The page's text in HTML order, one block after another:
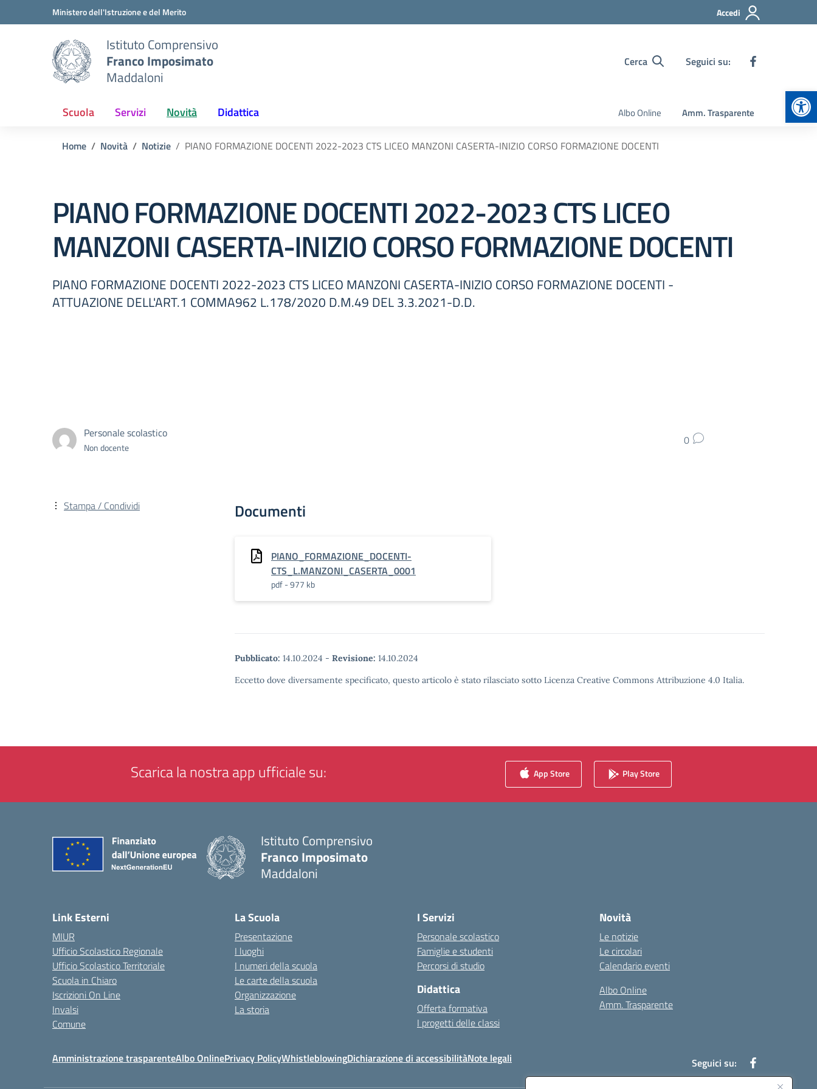
Vai ai contenuti
Vai al menu di navigazioneMinistero dell'Istruzione e del Merito Accedi
Istituto Comprensivo
Franco Imposimato
Maddaloni
Cerca Seguici su:
Scuola Servizi Novità Didattica Albo Online Amm. Trasparente
Home Novità Notizie PIANO FORMAZIONE DOCENTI 2022-2023 CTS LICEO MANZONI CASERTA-INIZIO CORSO FORMAZIONE DOCENTI
PIANO FORMAZIONE DOCENTI 2022-2023 CTS LICEO
MANZONI CASERTA-INIZIO CORSO FORMAZIONE DOCENTI
PIANO FORMAZIONE DOCENTI 2022-2023 CTS LICEO MANZONI CASERTA-INIZIO CORSO FORMAZIONE DOCENTI -
ATTUAZIONE DELL'ART.1 COMMA962 L.178/2020 D.M.49 DEL 3.3.2021-D.D.
Personale scolastico
Non docente 0
Documenti
PIANO_FORMAZIONE_DOCENTI-
CTS_L.MANZONI_CASERTA_0001
pdf - 977 kb
Pubblicato: 14.10.2024 - Revisione: 14.10.2024
Eccetto dove diversamente specificato, questo articolo è stato rilasciato sotto Licenza Creative Commons Attribuzione 4.0 Italia.
Stampa / Condividi
Scarica la nostra app ufficiale su: App Store Play Store
Istituto Comprensivo
Franco Imposimato
Maddaloni
Link Esterni
MIUR
Ufficio Scolastico Regionale
Ufficio Scolastico Territoriale
Scuola in Chiaro
Iscrizioni On Line
Invalsi
Comune
La Scuola
Presentazione
I luoghi
I numeri della scuola
Le carte della scuola
Organizzazione
La storia
I Servizi
Personale scolastico
Famiglie e studenti
Percorsi di studio
Didattica
Offerta formativa
I progetti delle classi
Novità
Le notizie
Le circolari
Calendario eventi
Albo Online
Amm. Trasparente
Amministrazione trasparenteAlbo OnlinePrivacy PolicyWhistleblowingDichiarazione di accessibilitàNote legali Seguici su: